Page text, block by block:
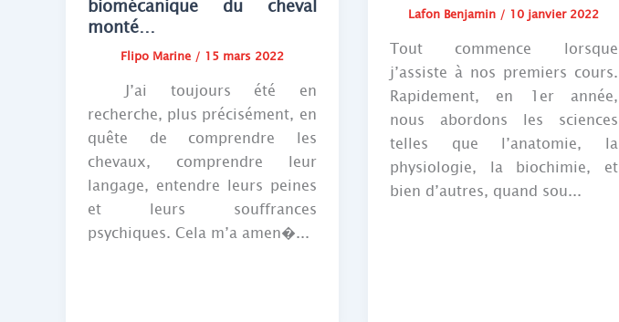
biomécanique du cheval
monté…
Flipo Marine/ 15 mars 2022
J’ai toujours été en
recherche, plus précisément, en
quête de comprendre les
chevaux, comprendre leur
langage, entendre leurs peines
et leurs souffrances
psychiques. Cela m’a amen�...
Lafon Benjamin / 10 janvier 2022
Tout commence lorsque
j’assiste à nos premiers cours.
Rapidement, en 1er année,
nous abordons les sciences
telles que l’anatomie, la
physiologie, la biochimie, et
bien d’autres, quand sou...